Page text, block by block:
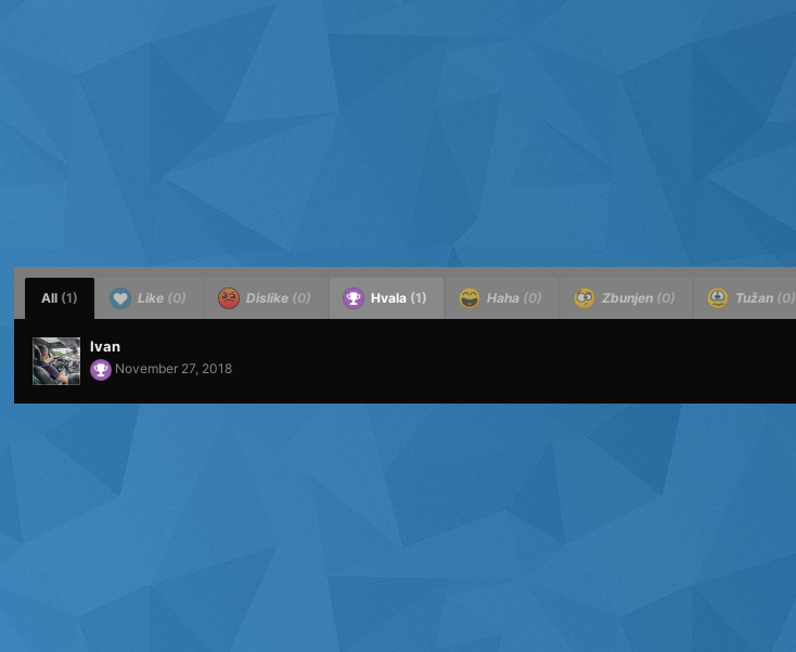
All (1) Like (0) Dislike (0) Hvala (1) Haha (0) Zbunjen (0) Tužan (0)
Ivan
November 27, 2018